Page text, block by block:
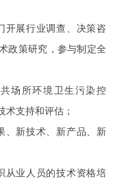
开展行业调查、决策咨
政策研究，参与制定全
场所环境卫生污染控
术支持和评估；
、新技术、新产品、新
从业人员的技术资格培